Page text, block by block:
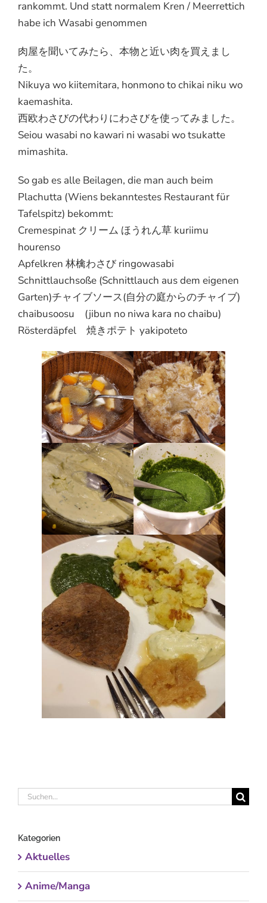
rankommt. Und statt normalem Kren / Meerrettich
habe ich Wasabi genommen
肉屋を聞いてみたら、本物と近い肉を買えまし
た。
Nikuya wo kiitemitara, honmono to chikai niku wo
kaemashita.
西欧わさびの代わりにわさびを使ってみました。
Seiou wasabi no kawari ni wasabi wo tsukatte
mimashita.
So gab es alle Beilagen, die man auch beim
Plachutta (Wiens bekanntestes Restaurant für
Tafelspitz) bekommt:
Cremespinat クリーム ほうれん草 kuriimu
hourenso
Apfelkren 林檎わさび ringowasabi
Schnittlauchsoße (Schnittlauch aus dem eigenen
Garten)チャイブソース(自分の庭からのチャイブ)
chaibusoosu (jibun no niwa kara no chaibu)
Rösterdäpfel 焼きポテト yakipoteto
Suche
Kategorien
Aktuelles
Anime/Manga